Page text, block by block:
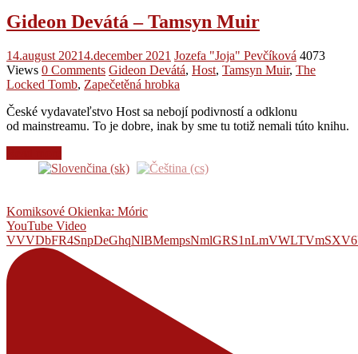
Gideon Devátá – Tamsyn Muir
14.august 20214.december 2021 Jozefa "Joja" Pevčíková 4073
Views 0 Comments Gideon Devátá, Host, Tamsyn Muir, The
Locked Tomb, Zapečetěná hrobka
České vydavateľstvo Host sa nebojí podivností a odklonu
od mainstreamu. To je dobre, inak by sme tu totiž nemali túto knihu.
Komiksové Okienka: Móric
YouTube Video